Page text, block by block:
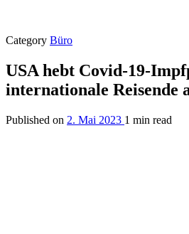
Category Büro
USA hebt Covid-19-
internationale Reisende
Published on 2. Mai 2023 1 min read